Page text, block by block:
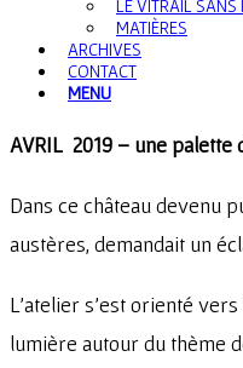
LE VITRAIL SANS
MATIÈRES
ARCHIVES
CONTACT
MENU
AVRIL 2019 – une
Dans ce château devenu
austères, demandait un
L’atelier s’est orienté
lumière autour du thème